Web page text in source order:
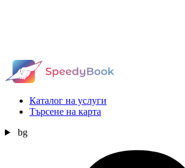
Каталог на услуги
Търсене на карта
bg